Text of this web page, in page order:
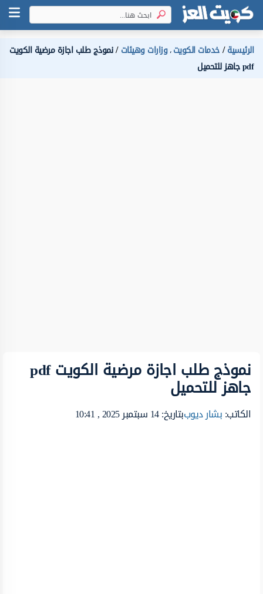
الرئيسية خدمات الكويت،وزارات وهيئات نموذج طلب اجازة مرضية الكويت
pdf جاهز للتحميل
نموذج طلب اجازة مرضية الكويت pdf
جاهز للتحميل
الكاتب:بشار ديوببتاريخ: 14 سبتمبر 2025 , 10:41